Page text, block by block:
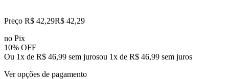
Preço R$ 42,29R$ 42,29
no Pix
10% OFF
Ou 1x de R$ 46,99 sem jurosou 1x de R$ 46,99 sem juros
Ver opções de pagamento